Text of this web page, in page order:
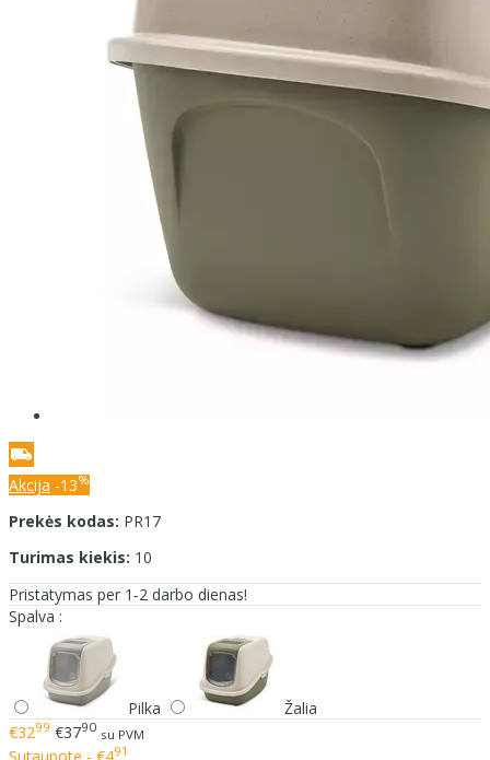
Akcija -13%
Prekės kodas: PR17
Turimas kiekis: 10
Pristatymas per 1-2 darbo dienas!
Spalva :
Pilka
Žalia
€3299 €3790 su PVM
91